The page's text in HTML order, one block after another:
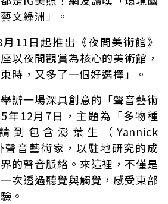
文綠洲」。
11日起推出《夜間美術館》
以夜間觀賞為核心的美術館，
時，又多了一個好選擇」。
辦一場深具創意的「聲音藝術
年12月7日，主題為「多物種
到包含澎葉生（Yannick
音藝術家，以駐地研究的成
的聲音脈絡。來這裡，不僅是
次透過聽覺與觸覺，感受東部
。